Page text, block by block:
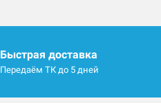
Быстрая доставка
Передаём ТК до 5 дней